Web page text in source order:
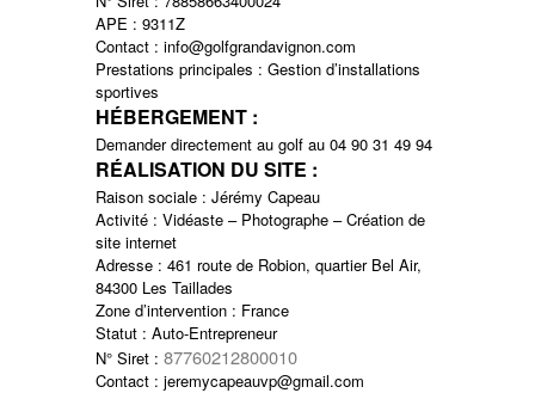
APE : 9311Z
Contact : info@golfgrandavignon.com
Prestations principales : Gestion d’installations
sportives
HÉBERGEMENT :
Demander directement au golf au 04 90 31 49 94
RÉALISATION DU SITE :
Raison sociale : Jérémy Capeau
Activité : Vidéaste – Photographe – Création de
site internet
Adresse : 461 route de Robion, quartier Bel Air,
84300 Les Taillades
Zone d’intervention : France
Statut : Auto-Entrepreneur
N° Siret : 87760212800010
Contact : jeremycapeauvp@gmail.com